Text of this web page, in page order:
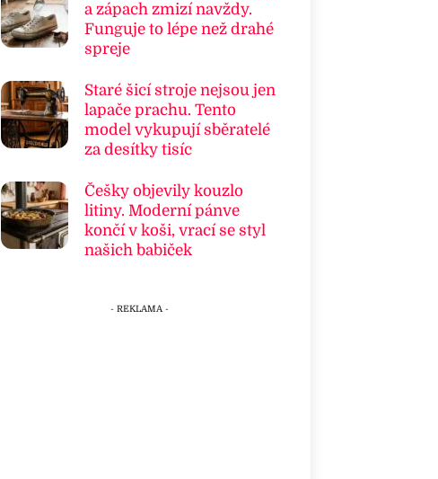
a zápach zmizí navždy.
Funguje to lépe než drahé
spreje
Staré šicí stroje nejsou jen
lapače prachu. Tento
model vykupují sběratelé
za desítky tisíc
Češky objevily kouzlo
litiny. Moderní pánve
končí v koši, vrací se styl
našich babiček